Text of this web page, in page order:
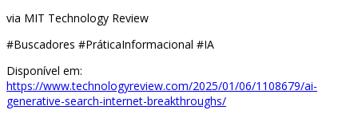
via MIT Technology Review
#Buscadores #PráticaInformacional #IA
Disponível em:
https://www.technologyreview.com/2025/01/06/1108679/ai-
generative-search-internet-breakthroughs/